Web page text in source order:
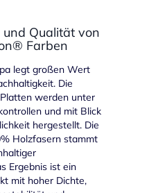
und Qualität von
Farben
legt großen Wert
Die
werden unter
und mit Blick
hergestellt. Die
Holzfasern stammt
Ergebnis ist ein
mit hoher Dichte,